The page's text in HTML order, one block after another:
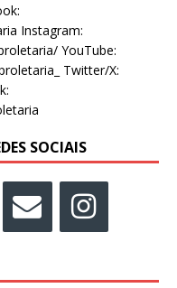
Instagram:
YouTube:
Twitter/X:
SOCIAIS